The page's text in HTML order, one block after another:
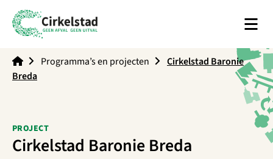
Menu
Programma’s en projecten
Cirkelstad Baronie
Breda
Cirkelstad Baronie Breda
PROJECT